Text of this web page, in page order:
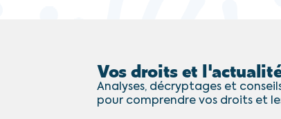
Vos droits et
Analyses, décryptages et
pour comprendre vos droits et